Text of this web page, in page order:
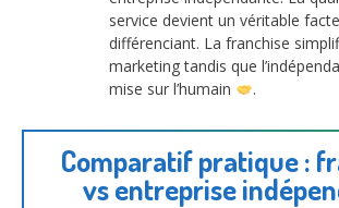
service devient un véritable
différenciant. La franchise
marketing tandis que
mise sur l’humain
.
Comparatif pratique :
vs entreprise